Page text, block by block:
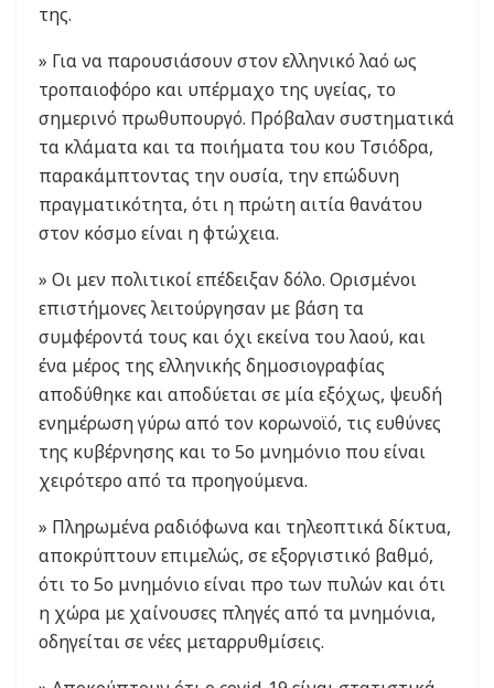
της.
» Για να παρουσιάσουν στον ελληνικό λαό ως
τροπαιοφόρο και υπέρμαχο της υγείας, το
σημερινό πρωθυπουργό. Πρόβαλαν συστηματικά
τα κλάματα και τα ποιήματα του κου Τσιόδρα,
παρακάμπτοντας την ουσία, την επώδυνη
πραγματικότητα, ότι η πρώτη αιτία θανάτου
στον κόσμο είναι η φτώχεια.
» Οι μεν πολιτικοί επέδειξαν δόλο. Ορισμένοι
επιστήμονες λειτούργησαν με βάση τα
συμφέροντά τους και όχι εκείνα του λαού, και
ένα μέρος της ελληνικής δημοσιογραφίας
αποδύθηκε και αποδύεται σε μία εξόχως, ψευδή
ενημέρωση γύρω από τον κορωνοϊό, τις ευθύνες
της κυβέρνησης και το 5ο μνημόνιο που είναι
χειρότερο από τα προηγούμενα.
» Πληρωμένα ραδιόφωνα και τηλεοπτικά δίκτυα,
αποκρύπτουν επιμελώς, σε εξοργιστικό βαθμό,
ότι το 5ο μνημόνιο είναι προ των πυλών και ότι
η χώρα με χαίνουσες πληγές από τα μνημόνια,
οδηγείται σε νέες μεταρρυθμίσεις.